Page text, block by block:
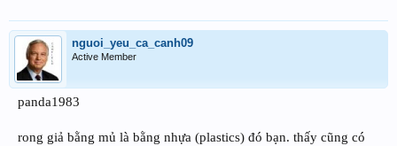
nguoi_yeu_ca_canh09
Active Member
panda1983
rong giả bằng mủ là bằng nhựa (plastics) đó bạn. thấy cũng có